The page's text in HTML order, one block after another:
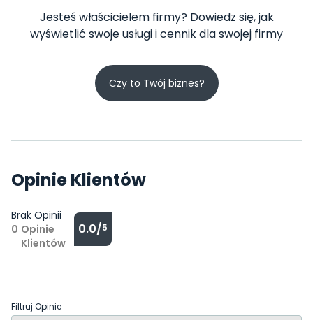
Jesteś właścicielem firmy? Dowiedz się, jak
wyświetlić swoje usługi i cennik dla swojej firmy
Czy to Twój biznes?
Opinie Klientów
Brak Opinii
0 Opinie
Klientów
0.0/5
Filtruj Opinie